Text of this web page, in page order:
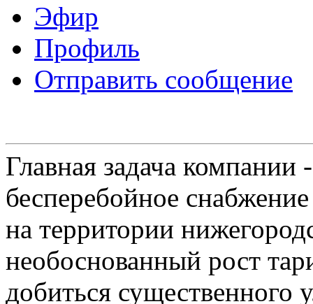
Эфир
Профиль
Отправить сообщение
Главная задача
бесперебойное
на территории
необоснованный рост
добиться существенного